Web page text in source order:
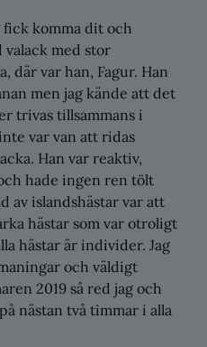
fick komma dit och
med stor
där var han, Fagur. Han
men jag kände att det
trivas tillsammans i
var van att ridas
Han var reaktiv,
hade ingen ren tölt
av islandshästar var att
hästar som var otroligt
hästar är individer. Jag
och väldigt
2019 så red jag och
nästan två timmar i alla